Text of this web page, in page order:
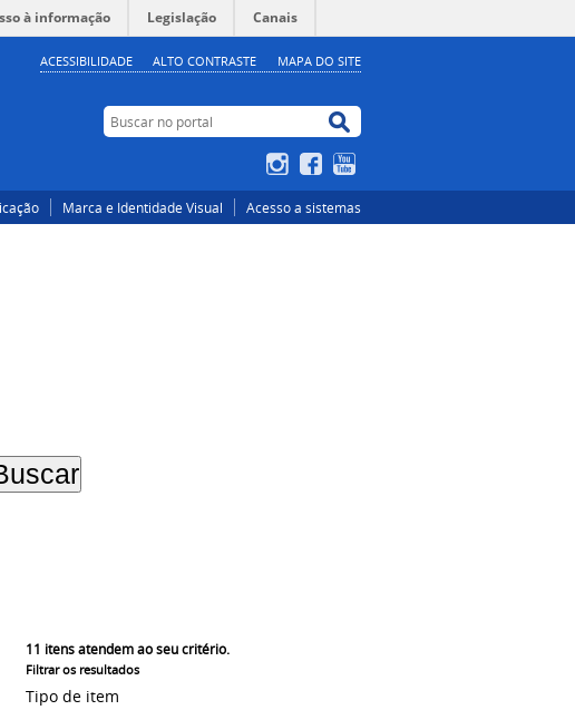
à informação Legislação Canais
ACESSIBILIDADE ALTO CONTRASTE MAPA DO SITE
Buscar no portal
Buscar no portal
InstagramFacebook
Marca e Identidade Visual Acesso a sistemas
11 itens atendem ao seu critério.
Filtrar os resultados
Tipo de item